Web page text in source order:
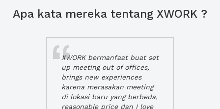
Apa kata mereka tentang XWORK ?
XWORK bermanfaat buat set
up meeting out of offices,
brings new experiences
karena merasakan meeting
di lokasi baru yang berbeda,
reasonable price dan I love